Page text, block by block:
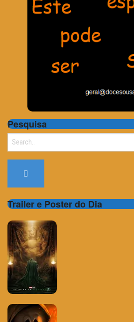
Pesquisa
Search
Trailer e Poster do Dia